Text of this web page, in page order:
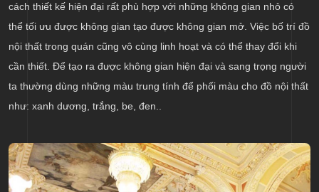
cách thiết kế hiện đại rất phù hợp với những không gian nhỏ có
thể tối ưu được không gian tạo được không gian mở. Việc bố trí đồ
nội thất trong quán cũng vô cùng linh hoạt và có thể thay đổi khi
cần thiết. Để tạo ra được không gian hiện đại và sang trọng người
ta thường dùng những màu trung tính để phối màu cho đồ nội thất
như: xanh dương, trắng, be, đen..